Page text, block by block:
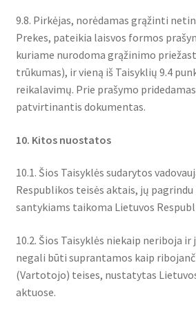
9.8. Pirkėjas, norėdamas grąžinti
Prekes, pateikia laisvos formos
kuriame nurodoma grąžinimo
trūkumas), ir vieną iš Taisyklių 9.4
reikalavimų. Prie prašymo
patvirtinantis dokumentas.
10. Kitos nuostatos
10.1. Šios Taisyklės sudarytos
Respublikos teisės aktais, jų
santykiams taikoma Lietuvos
10.2. Šios Taisyklės niekaip neriboja ir
negali būti suprantamos kaip
(Vartotojo) teises, nustatytas
aktuose.